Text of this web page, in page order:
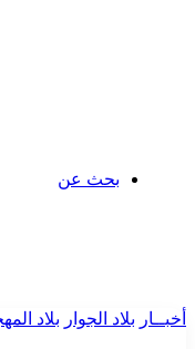
بحث عن
أخبــار بلاد الجوار بلاد